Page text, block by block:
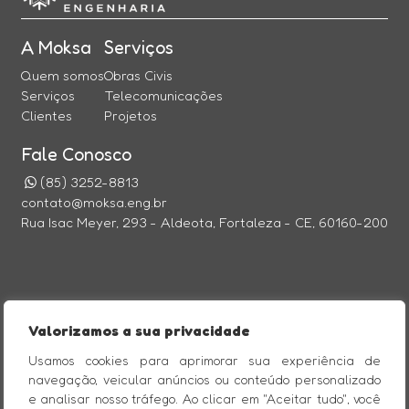
Valorizamos a sua privacidade
Usamos cookies para aprimorar sua experiência de
navegação, veicular anúncios ou conteúdo personalizado
e analisar nosso tráfego. Ao clicar em "Aceitar tudo", você
A Moksa
Quem somos
Serviços
Clientes
Serviços
Obras Civis
Telecomunicações
Projetos
Fale Conosco
(85) 3252-8813
contato@moksa.eng.br
Rua Isac Meyer, 293 - Aldeota, Fortaleza - CE, 60160-200
CERTIFICAÇÕES